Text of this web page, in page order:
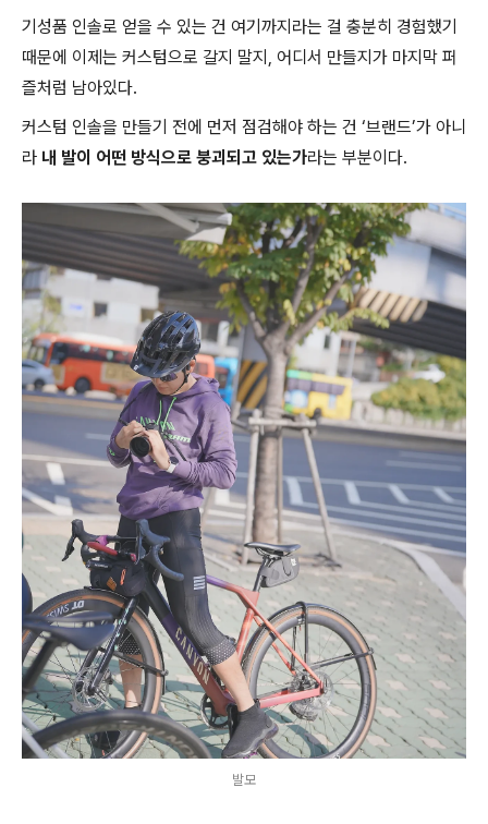
기성품 인솔로 얻을 수 있는 건 여기까지라는 걸 충분히 경험했기
때문에 이제는 커스텀으로 갈지 말지, 어디서 만들지가 마지막 퍼
즐처럼 남아있다.
커스텀 인솔을 만들기 전에 먼저 점검해야 하는 건 ‘브랜드’가 아니
라 내 발이 어떤 방식으로 붕괴되고 있는가라는 부분이다.
발모